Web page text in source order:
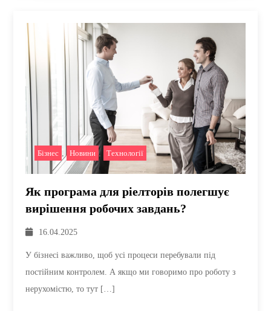
Бізнес , Новини , Технології
Як програма для ріелторів полегшує
вирішення робочих завдань?
16.04.2025
У бізнесі важливо, щоб усі процеси перебували під
постійним контролем. А якщо ми говоримо про роботу з
нерухомістю, то тут […]